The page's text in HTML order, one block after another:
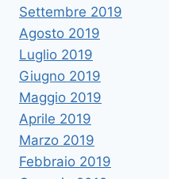
Settembre 2019
Agosto 2019
Luglio 2019
Giugno 2019
Maggio 2019
Aprile 2019
Marzo 2019
Febbraio 2019